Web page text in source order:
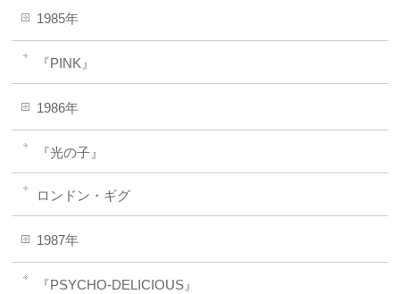
1985年
『PINK』
1986年
『光の子』
ロンドン・ギグ
1987年
『PSYCHO-DELICIOUS』